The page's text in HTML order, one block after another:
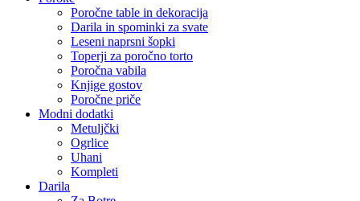
Poročne table in dekoracija
Darila in spominki za svate
Leseni naprsni šopki
Toperji za poročno torto
Poročna vabila
Knjige gostov
Poročne priče
Modni dodatki
Metuljčki
Ogrlice
Uhani
Kompleti
Darila